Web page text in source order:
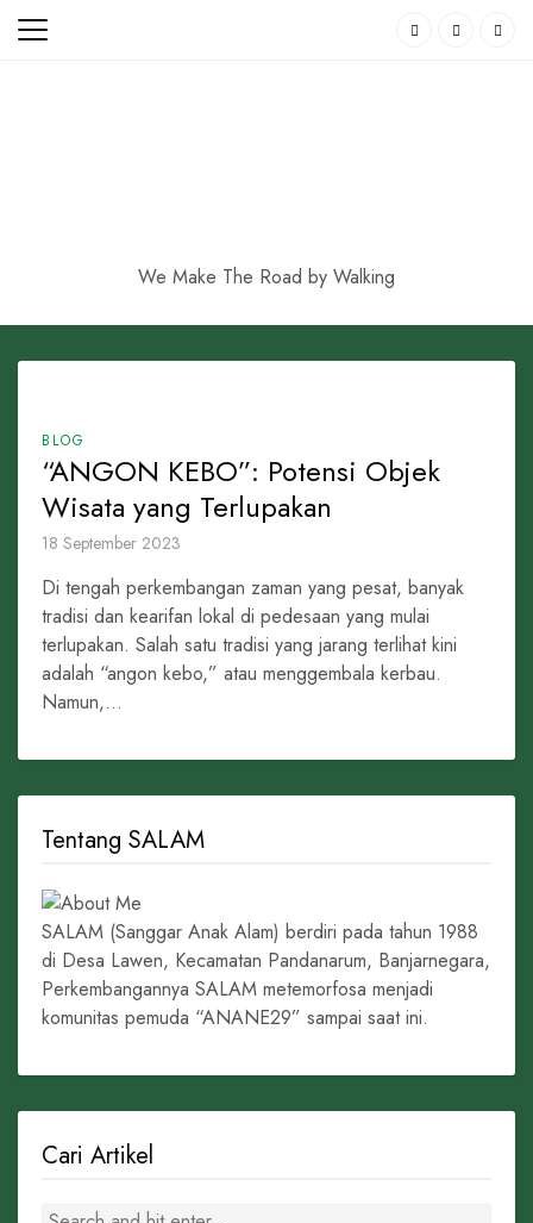
Skip
We Make The Road by Walking
BLOG
“ANGON KEBO”: Potensi Objek
Wisata yang Terlupakan
18 September 2023
Di tengah perkembangan zaman yang pesat, banyak
tradisi dan kearifan lokal di pedesaan yang mulai
terlupakan. Salah satu tradisi yang jarang terlihat kini
adalah “angon kebo,” atau menggembala kerbau.
Namun,...
Tentang SALAM
SALAM (Sanggar Anak Alam) berdiri pada tahun 1988
di Desa Lawen, Kecamatan Pandanarum, Banjarnegara,
Perkembangannya SALAM metemorfosa menjadi
komunitas pemuda “ANANE29” sampai saat ini.
Cari Artikel